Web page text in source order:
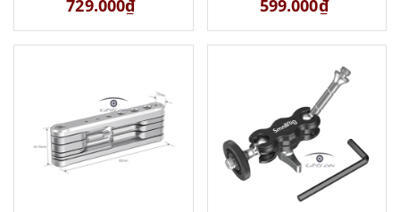
Mount with 1/4"-20
729.000₫ 599.000₫